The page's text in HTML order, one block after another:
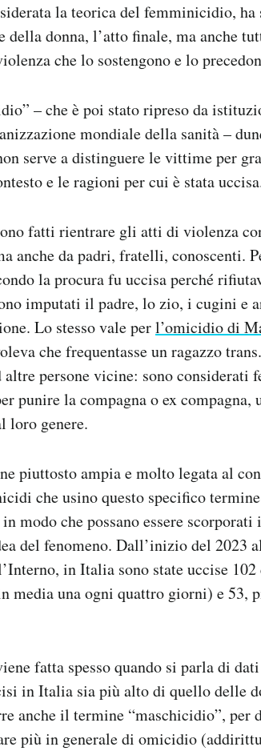
la teorica del femminicidio, ha
della donna, l’atto finale, ma anche
che lo sostengono e lo
– che è poi stato ripreso da
mondiale della sanità –
serve a distinguere le vittime per
e le ragioni per cui è stata
fatti rientrare gli atti di violenza
anche da padri, fratelli, conoscenti.
la procura fu uccisa perché
imputati il padre, lo zio, i cugini e
Lo stesso vale perl’omicidio di
che frequentasse un ragazzo
altre persone vicine: sono
punire la compagna o ex
loro genere.
piuttosto ampia e molto legata al
che usino questo specifico
modo che possano essere
del fenomeno. Dall’inizio del 2023
in Italia sono state uccise
media una ogni quattro giorni) e 53,
fatta spesso quando si parla di
in Italia sia più alto di quello delle
anche il termine “maschicidio”, per
più in generale di omicidio